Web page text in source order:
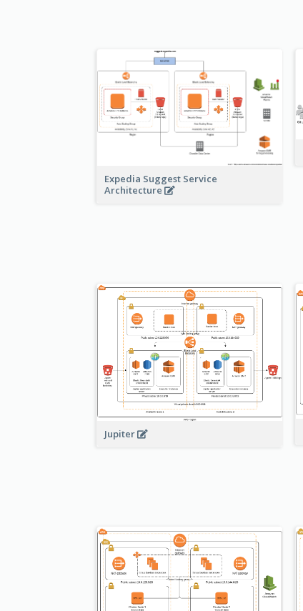
Expedia Suggest Service
Architecture
Jupiter